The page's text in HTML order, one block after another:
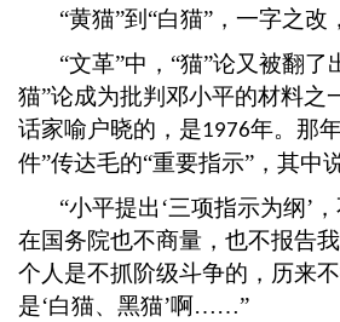
“黄猫”到“白猫”，一字之改
“文革”中，“猫”论又被翻了
猫”论成为批判邓小平的材料之
话家喻户晓的，是1976年。那
件”传达毛的“重要指示”，其中
“小平提出‘三项指示为纲’
在国务院也不商量，也不报告
个人是不抓阶级斗争的，历来
是‘白猫、黑猫’啊……”